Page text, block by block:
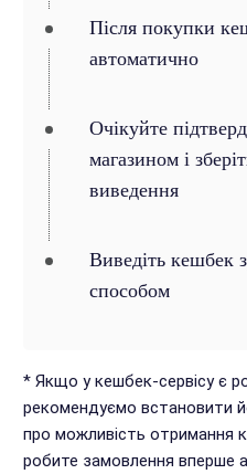
Після покупки
автоматично
Очікуйте
магазином і
виведення
Виведіть кешбек
способом
* Якщо у кешбек-сервісу є
рекомендуємо встановити
про можливість отримання
робите замовлення вперше